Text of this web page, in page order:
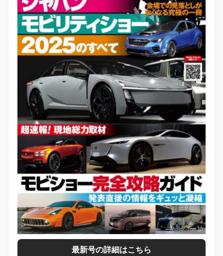
最新号の詳細はこちら